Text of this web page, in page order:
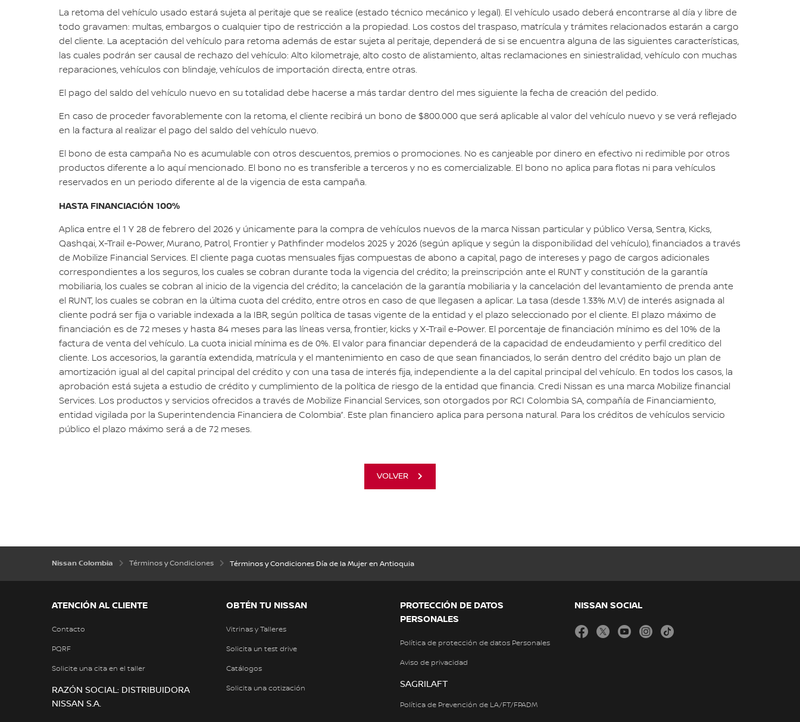
La retoma del vehículo usado estará sujeta al peritaje que se realice (estado técnico mecánico y legal). El vehículo usado deberá encontrarse al día y libre de
todo gravamen: multas, embargos o cualquier tipo de restricción a la propiedad. Los costos del traspaso, matrícula y trámites relacionados estarán a cargo
del cliente. La aceptación del vehículo para retoma además de estar sujeta al peritaje, dependerá de si se encuentra alguna de las siguientes características,
las cuales podrán ser causal de rechazo del vehículo: Alto kilometraje, alto costo de alistamiento, altas reclamaciones en siniestralidad, vehículo con muchas
reparaciones, vehículos con blindaje, vehículos de importación directa, entre otras.
El pago del saldo del vehículo nuevo en su totalidad debe hacerse a más tardar dentro del mes siguiente la fecha de creación del pedido.
En caso de proceder favorablemente con la retoma, el cliente recibirá un bono de $800.000 que será aplicable al valor del vehículo nuevo y se verá reflejado
en la factura al realizar el pago del saldo del vehículo nuevo.
El bono de esta campaña No es acumulable con otros descuentos, premios o promociones. No es canjeable por dinero en efectivo ni redimible por otros
productos diferente a lo aquí mencionado. El bono no es transferible a terceros y no es comercializable. El bono no aplica para flotas ni para vehículos
reservados en un periodo diferente al de la vigencia de esta campaña.
HASTA FINANCIACIÓN 100%
Aplica entre el 1 Y 28 de febrero del 2026 y únicamente para la compra de vehículos nuevos de la marca Nissan particular y público Versa, Sentra, Kicks,
Qashqai, X-Trail e-Power, Murano, Patrol, Frontier y Pathfinder modelos 2025 y 2026 (según aplique y según la disponibilidad del vehículo), financiados a través
de Mobilize Financial Services. El cliente paga cuotas mensuales fijas compuestas de abono a capital, pago de intereses y pago de cargos adicionales
correspondientes a los seguros, los cuales se cobran durante toda la vigencia del crédito; la preinscripción ante el RUNT y constitución de la garantía
mobiliaria, los cuales se cobran al inicio de la vigencia del crédito; la cancelación de la garantía mobiliaria y la cancelación del levantamiento de prenda ante
el RUNT, los cuales se cobran en la última cuota del crédito, entre otros en caso de que llegasen a aplicar. La tasa (desde 1.33% M.V) de interés asignada al
cliente podrá ser fija o variable indexada a la IBR, según política de tasas vigente de la entidad y el plazo seleccionado por el cliente. El plazo máximo de
financiación es de 72 meses y hasta 84 meses para las líneas versa, frontier, kicks y X-Trail e-Power. El porcentaje de financiación mínimo es del 10% de la
factura de venta del vehículo. La cuota inicial mínima es de 0%. El valor para financiar dependerá de la capacidad de endeudamiento y perfil creditico del
cliente. Los accesorios, la garantía extendida, matrícula y el mantenimiento en caso de que sean financiados, lo serán dentro del crédito bajo un plan de
amortización igual al del capital principal del crédito y con una tasa de interés fija, independiente a la del capital principal del vehículo. En todos los casos, la
aprobación está sujeta a estudio de crédito y cumplimiento de la política de riesgo de la entidad que financia. Credi Nissan es una marca Mobilize financial
Services. Los productos y servicios ofrecidos a través de Mobilize Financial Services, son otorgados por RCI Colombia SA, compañía de Financiamiento,
entidad vigilada por la Superintendencia Financiera de Colombia”. Este plan financiero aplica para persona natural. Para los créditos de vehículos servicio
público el plazo máximo será a de 72 meses.
VOLVER
Nissan Colombia Términos y Condiciones Términos y Condiciones Día de la Mujer en Antioquia
ATENCIÓN AL CLIENTE
Contacto
PQRF
Solicite una cita en el taller
RAZÓN SOCIAL: DISTRIBUIDORA
NISSAN S.A.
OBTÉN TU NISSAN
Vitrinas y Talleres
Solicita un test drive
Catálogos
Solicita una cotización
PROTECCIÓN DE DATOS
PERSONALES
Política de protección de datos Personales
Aviso de privacidad
SAGRILAFT
Política de Prevención de LA/FT/FPADM
NISSAN SOCIAL
facebooktwitteryoutubeinstagram
tiktok